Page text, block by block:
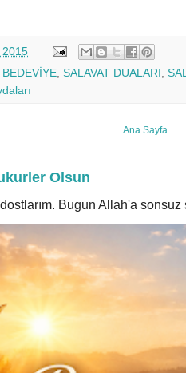
2015
SALAVAT DUALARI
Ana Sayfa
Olsun
Bugun Allah'a